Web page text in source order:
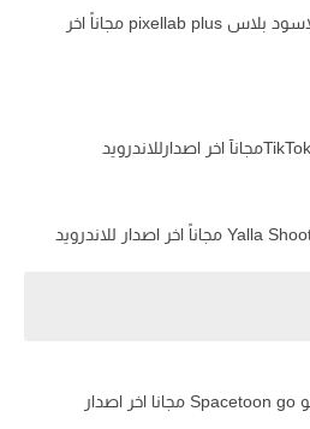
تحميل تطبيق بيكسلاب الاسود بلاس pixellab plus مجاناً اخر
تحميل تطبيق سبستون جو Spacetoon go مجانا اخر اصدار